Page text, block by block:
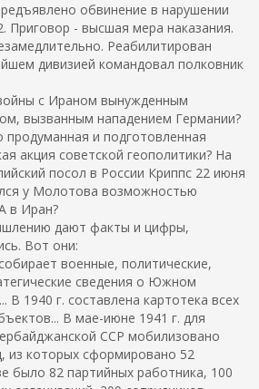
обвинение в нарушении
- высшая мера наказания.
Реабилитирован
дивизией командовал полковник
с Ираном вынужденным
вызванным нападением Германии?
и подготовленная
акция советской геополитики? На
посол в России Криппс 22 июня
у Молотова возможностью
в Иран?
дают факты и цифры,
Вот они:
военные, политические,
сведения о Южном
В 1940 г. составлена картотека всех
В мае-июне 1941 г. для
ССР мобилизовано
из которых сформировано 52
было 82 партийных работника, 100